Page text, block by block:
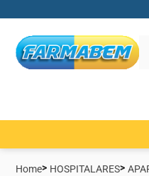
Home HOSPITALARES